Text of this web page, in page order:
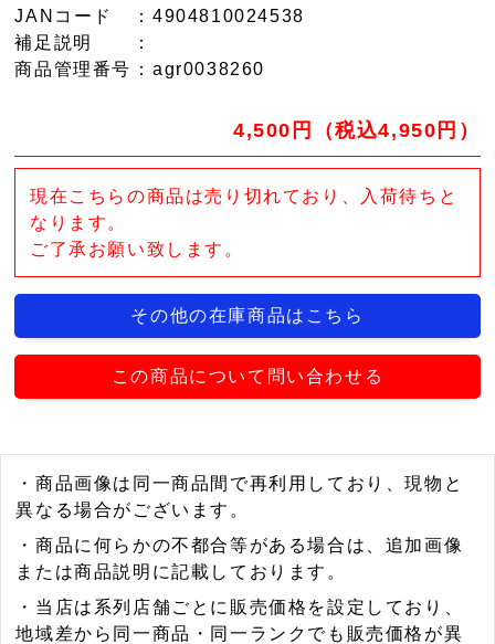
JANコード
：4904810024538
補足説明
：
商品管理番号 ：agr0038260
4,500円（税込4,950円）
現在こちらの商品は売り切れており、入荷待ちと
なります。
ご了承お願い致します。
その他の在庫商品はこちら
この商品について問い合わせる
・商品画像は同一商品間で再利用しており、現物と
異なる場合がございます。
・商品に何らかの不都合等がある場合は、追加画像
または商品説明に記載しております。
・当店は系列店舗ごとに販売価格を設定しており、
地域差から同一商品・同一ランクでも販売価格が異